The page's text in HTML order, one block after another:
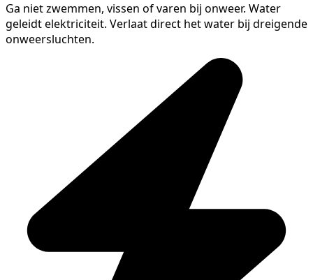
Ga niet zwemmen, vissen of varen bij onweer. Water
geleidt elektriciteit. Verlaat direct het water bij dreigende
onweersluchten.